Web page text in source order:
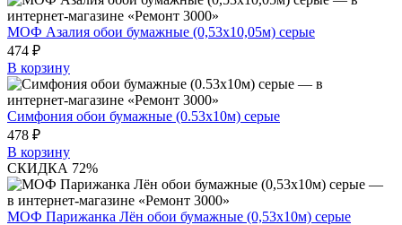
МОФ Азалия обои бумажные (0,53х10,05м) серые
474 ₽
В корзину
Симфония обои бумажные (0.53х10м) серые
478 ₽
В корзину
СКИДКА 72%
МОФ Парижанка Лён обои бумажные (0,53х10м) серые